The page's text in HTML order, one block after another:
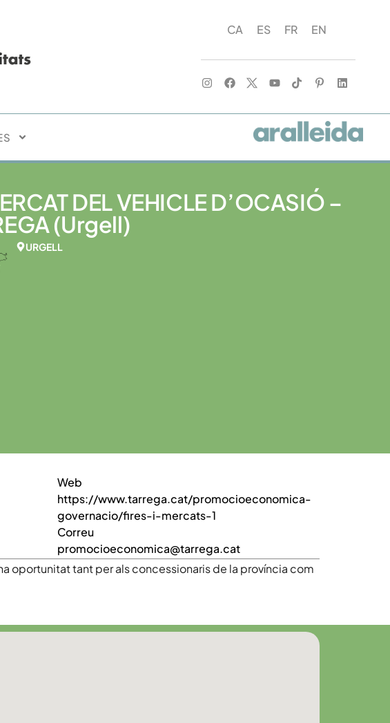
CA ES FR EN
DEL VEHICLE D’OCASIÓ –
(Urgell)
URGELL
Web
https://www.tarrega.cat/promocioeconomica-
governacio/fires-i-mercats-1
Correu
promocioeconomica@tarrega.cat
oportunitat tant per als concessionaris de la província com